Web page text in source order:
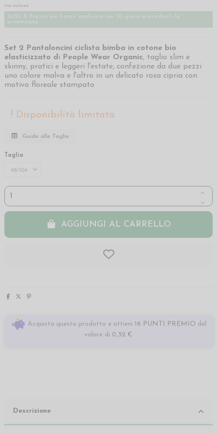
iva inclusa
16,00 € Prezzo più basso applicato nei 30 giorni precedenti la
promozione
Set 2 Pantaloncini ciclista bimba in cotone bio
elasticizzato di People Wear Organic, taglio slim e
skinny, pratici e leggeri l'estate, confezione da due pezzi
uno colore malva e l'altro in un delicato rosa cipria con
motivo floreale stampato
Disponibilità limitata
Guide alle Taglie
Taglia
AGGIUNGI AL CARRELLO
Acquista questo prodotto e ottieni 16 PUNTI PREMIO del
valore di 0,32 €
Descrizione